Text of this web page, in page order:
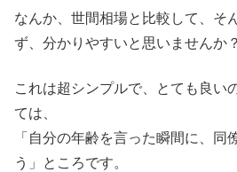
なんか、世間相場と比較して、そ
ず、分かりやすいと思いませんか？
これは超シンプルで、とても良い
ては、
「自分の年齢を言った瞬間に、同
う」ところです。